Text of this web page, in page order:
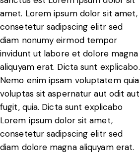
amet. Lorem ipsum dolor sit amet,
consetetur sadipscing elitr sed
diam nonumy eirmod tempor
invidunt ut labore et dolore magna
aliquyam erat. Dicta sunt explicabo.
Nemo enim ipsam voluptatem quia
voluptas sit aspernatur aut odit aut
fugit, quia. Dicta sunt explicabo
Lorem ipsum dolor sit amet,
consetetur sadipscing elitr sed
diam dolore magna aliquyam erat.